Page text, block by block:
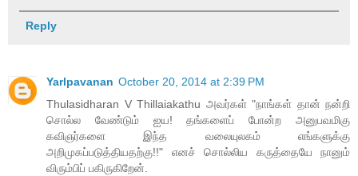
Reply
Yarlpavanan October 20, 2014 at 2:39 PM
Thulasidharan V Thillaiakathu அவர்கள் "நாங்கள் தான் நன்றி
சொல்ல வேண்டும் ஐய! தங்களைப் போன்ற அனுபவமிகு
கவிஞர்களை இந்த வலையுலகம் எங்களுக்கு
அறிமுகப்படுத்தியதற்கு!!" எனச் சொல்லிய கருத்தையே நானும்
விரும்பிப் பகிருகிறேன்.